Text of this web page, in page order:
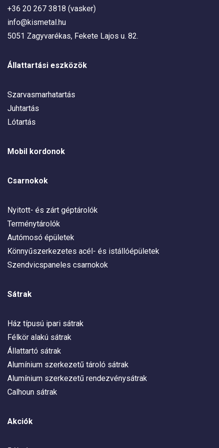
+36 20 267 3818 (vasker)
info@kismetal.hu
5051 Zagyvarékas, Fekete Lajos u. 82.
Állattartási eszközök
Szarvasmarhatartás
Juhtartás
Lótartás
Mobil kordonok
Csarnokok
Nyitott- és zárt géptárolók
Terménytárolók
Autómosó épületek
Könnyűszerkezetes acél- és istállóépületek
Szendvicspaneles csarnokok
Sátrak
Ház típusú ipari sátrak
Félkör alakú sátrak
Állattartó sátrak
Alumínium szerkezetű tároló sátrak
Alumínium szerkezetű rendezvénysátrak
Calhoun sátrak
Akciók